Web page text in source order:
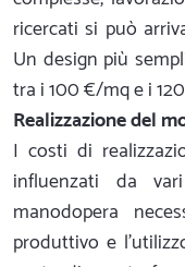
ricercati si può
Un design più
tra i 100 €/mq e i
Realizzazione del
I costi di
influenzati da
manodopera
produttivo e